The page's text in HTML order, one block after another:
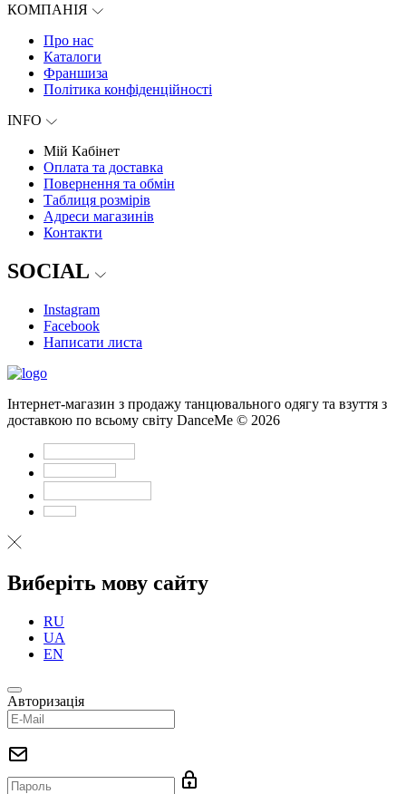
КОМПАНІЯ
Про нас
Каталоги
Франшиза
Політика конфіденційності
INFO
Мій Кабінет
Оплата та доставка
Повернення та обмін
Таблиця розмірів
Адреси магазинів
Контакти
SOCIAL
Instagram
Facebook
Написати листа
Інтернет-магазин з продажу танцювального одягу та взуття з
доставкою по всьому світу DanceMe © 2026
Виберіть мову сайту
RU
UA
EN
Авторизація